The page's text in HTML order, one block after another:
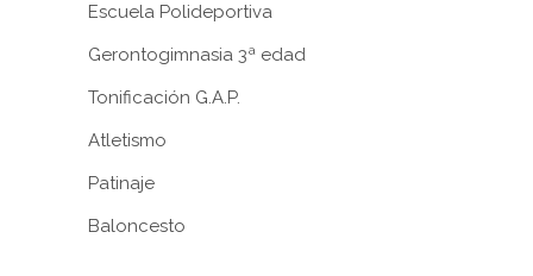
Escuela Polideportiva
Gerontogimnasia 3ª edad
Tonificación G.A.P.
Atletismo
Patinaje
Baloncesto